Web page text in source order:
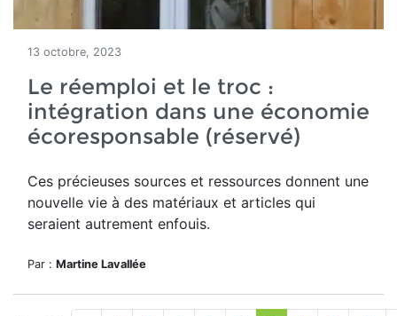
13 octobre, 2023
Le réemploi et le troc :
intégration dans une économie
écoresponsable (réservé)
Ces précieuses sources et ressources donnent une
nouvelle vie à des matériaux et articles qui
seraient autrement enfouis.
Par : Martine Lavallée